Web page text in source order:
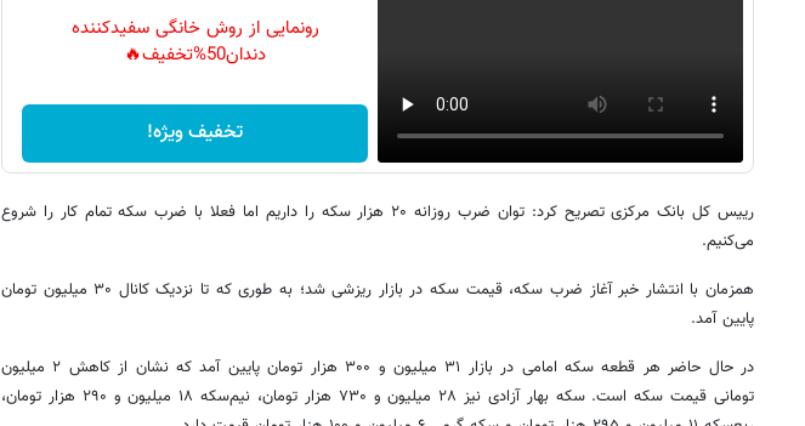
رونمایی از روش خانگی سفیدکننده
دندان50%تخفیف🔥
تخفیف ویژه!
رییس کل بانک مرکزی تصریح کرد: توان ضرب روزانه ۲۰ هزار سکه را داریم اما فعلا با ضرب سکه تمام کار را شروع
می‌کنیم.
همزمان با انتشار خبر آغاز ضرب سکه، قیمت سکه در بازار ریزشی شد؛ به طوری که تا نزدیک کانال ۳۰ میلیون تومان
پایین آمد.
در حال حاضر هر قطعه سکه امامی در بازار ۳۱ میلیون و ۳۰۰ هزار تومان پایین آمد که نشان از کاهش ۲ میلیون
تومانی قیمت سکه است. سکه بهار آزادی نیز ۲۸ میلیون و ۷۳۰ هزار تومان، نیم‌سکه ۱۸ میلیون و ۲۹۰ هزار تومان،